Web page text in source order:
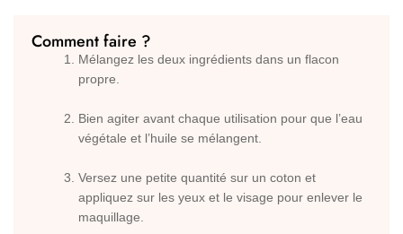
Comment faire ?
Mélangez les deux ingrédients dans un flacon
propre.
Bien agiter avant chaque utilisation pour que l’eau
végétale et l’huile se mélangent.
Versez une petite quantité sur un coton et
appliquez sur les yeux et le visage pour enlever le
maquillage.